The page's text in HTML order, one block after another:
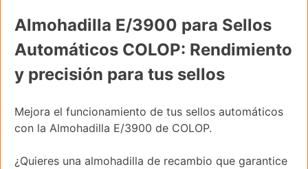
Almohadilla E/3900 para Sellos
Automáticos COLOP: Rendimiento
y precisión para tus sellos
Mejora el funcionamiento de tus sellos automáticos
con la Almohadilla E/3900 de COLOP.
¿Quieres una almohadilla de recambio que garantice